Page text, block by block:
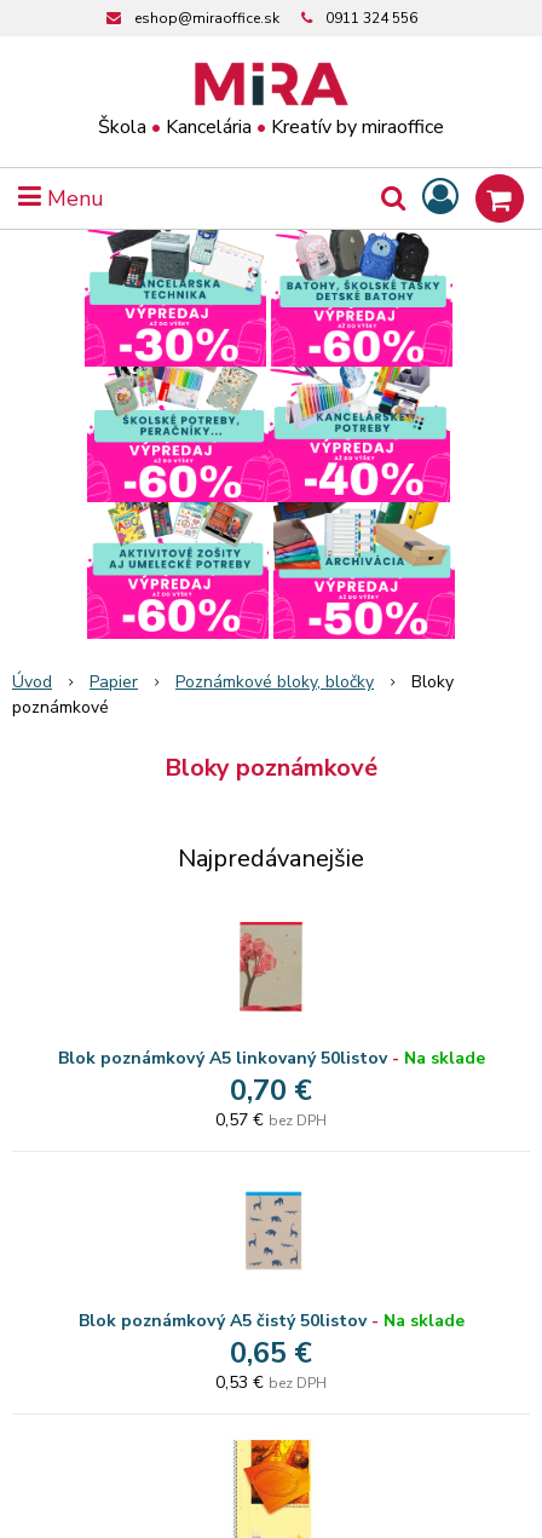
Škola • Kancelária • Kreatív by miraoffice
eshop@miraoffice.sk 0911 324 556
Menu
Úvod Papier Poznámkové bloky, bločky
Bloky
poznámkové
Bloky poznámkové
Najpredávanejšie
Blok poznámkový A5 linkovaný 50listov- Na sklade
0,70 €
0,57 € bez DPH
Blok poznámkový A5 čistý 50listov- Na sklade
0,65 €
0,53 € bez DPH